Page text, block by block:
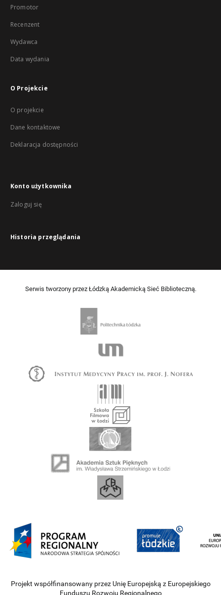
Promotor
Recenzent
Wydawca
Data wydania
O Projekcie
O projekcie
Dane kontaktowe
Deklaracja dostępności
Konto użytkownika
Zaloguj się
Historia przeglądania
Serwis tworzony przez Łódzką Akademicką Sieć Biblioteczną.
Projekt współfinansowany przez Unię Europejską z Europejskiego
Funduszu Rozwoju Regionalnego